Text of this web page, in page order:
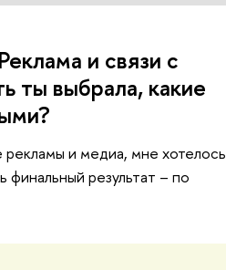
и связи с
ты выбрала, какие
рекламы и медиа, мне хотелось
результат – по